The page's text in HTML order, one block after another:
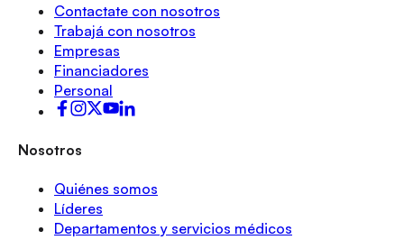
Contactate con nosotros
Trabajá con nosotros
Empresas
Financiadores
Personal
Nosotros
Quiénes somos
Líderes
Departamentos y servicios médicos